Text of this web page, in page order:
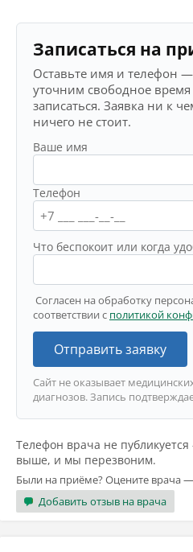
Записаться на
Оставьте имя и телефон
уточним свободное
записаться. Заявка ни к
ничего не стоит.
Ваше имя
Телефон
Что беспокоит или когда
Согласен на обработку
соответствии с политикой
Отправить заявку
Сайт не оказывает
диагнозов. Запись
Телефон врача не
выше, и мы перезвоним.
Были на приёме? Оцените врача
Добавить отзыв на врача